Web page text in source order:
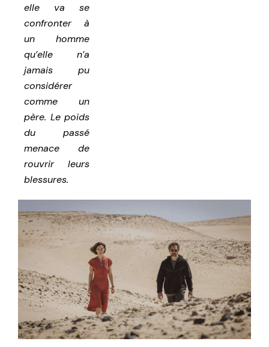
elle va se
confronter à
un homme
qu’elle n’a
jamais pu
considérer
comme un
père. Le poids
du passé
menace de
rouvrir leurs
blessures.